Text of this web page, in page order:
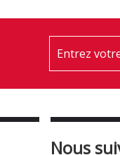
Nous